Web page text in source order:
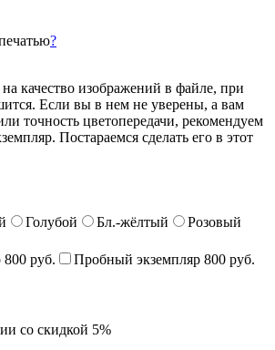
?
качество изображений в файле, при
Если вы в нем не уверены, а вам
точность цветопередачи, рекомендуем
Постараемся сделать его в этот
Голубой Бл.-жёлтый
Розовый
руб.
Пробный экземпляр 800 руб.
со скидкой 5%